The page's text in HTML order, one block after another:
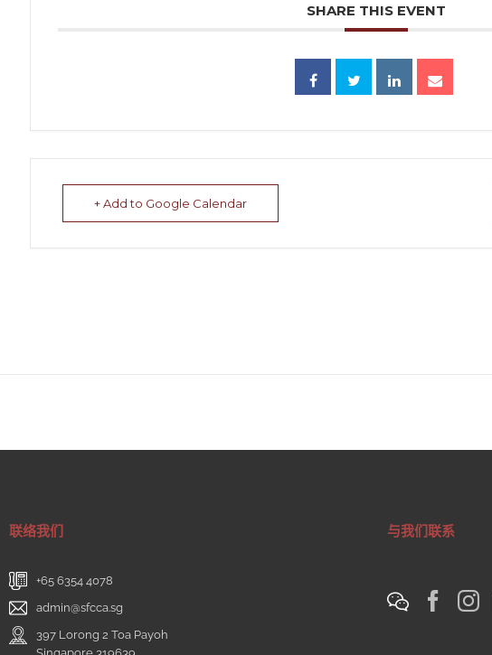
SHARE THIS EVENT
+ Add to Google Calendar
联络我们
+65 6354 4078
admin@sfcca.sg
397 Lorong 2 Toa Payoh
与我们联系